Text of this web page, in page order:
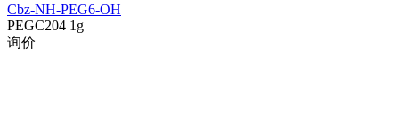
Cbz-NH-PEG6-OH
PEGC204 1g
询价